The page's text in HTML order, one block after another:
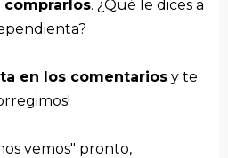
comprarlos. ¿Qué le dices a
en los comentariosy te
vemos" pronto,